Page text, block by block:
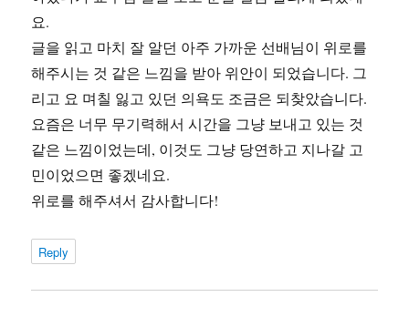
요.
글을 읽고 마치 잘 알던 아주 가까운 선배님이 위로를
해주시는 것 같은 느낌을 받아 위안이 되었습니다. 그
리고 요 며칠 잃고 있던 의욕도 조금은 되찾았습니다.
요즘은 너무 무기력해서 시간을 그냥 보내고 있는 것
같은 느낌이었는데, 이것도 그냥 당연하고 지나갈 고
민이었으면 좋겠네요.
위로를 해주셔서 감사합니다!
Reply